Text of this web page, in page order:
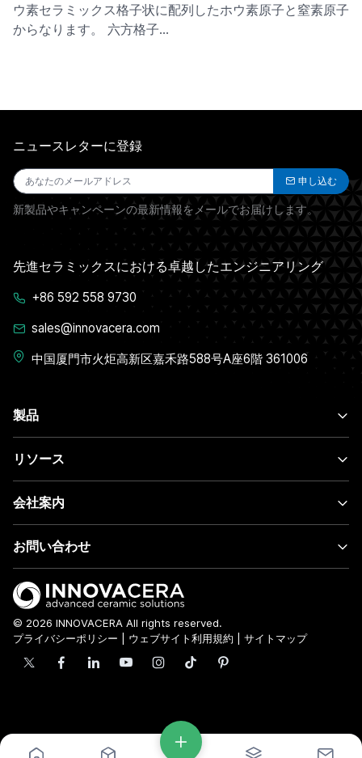
ウ素セラミックス格子状に配列したホウ素原子と窒素原子
からなります。 六方格子…
製品
リソース
会社案内
お問い合わせ
ニュースレターに登録
申し込む
新製品やキャンペーンの最新情報をメールでお届けします。
先進セラミックスにおける卓越したエンジニアリング
+86 592 558 9730
sales@innovacera.com
中国厦門市火炬高新区嘉禾路588号A座6階 361006
© 2026 INNOVACERA All rights reserved.
プライバシーポリシー
ウェブサイト利用規約 サイトマップ